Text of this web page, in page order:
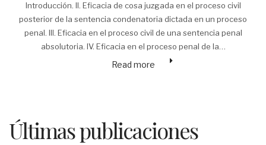
Introducción. II. Eficacia de cosa juzgada en el proceso civil
posterior de la sentencia condenatoria dictada en un proceso
penal. III. Eficacia en el proceso civil de una sentencia penal
absolutoria. IV. Eficacia en el proceso penal de la…
Read more
Últimas publicaciones